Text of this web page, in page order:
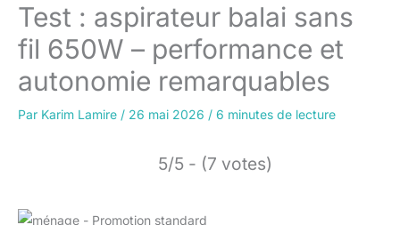
Test : aspirateur balai sans
fil 650W – performance et
autonomie remarquables
Par Karim Lamire / 26 mai 2026 / 6 minutes de lecture
5/5 - (7 votes)